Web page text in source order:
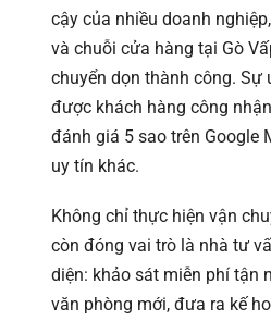
cậy của nhiều doanh
và chuỗi cửa hàng tại Gò
chuyển dọn thành công. Sự
được khách hàng công
đánh giá 5 sao trên Google
uy tín khác.
Không chỉ thực hiện vận
còn đóng vai trò là nhà tư
diện: khảo sát miễn phí tận
văn phòng mới, đưa ra kế